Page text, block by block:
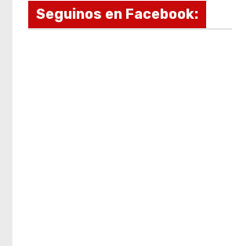
Seguinos en Facebook: